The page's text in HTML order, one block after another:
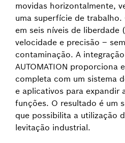
movidas horizontalmente,
uma superfície de
em seis níveis de liberdade
velocidade e precisão –
contaminação. A
AUTOMATION proporciona
completa com um sistema
e aplicativos para expandir
funções. O resultado é um
que possibilita a utilização
levitação industrial.